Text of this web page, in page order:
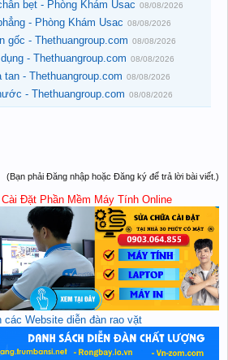
bẹt - Phòng Khám Usac 08/08/2026
- Phòng Khám Usac 08/08/2026
gốc - Thethuangroup.com 08/08/2026
- Thethuangroup.com 08/08/2026
- Thethuangroup.com 08/08/2026
- Thethuangroup.com 08/08/2026
(Bạn phải Đăng nhập hoặc Đăng ký để trả lời bài viết.)
Đặt Phần Mềm Máy Tính Online
các Website diễn đàn rao vặt